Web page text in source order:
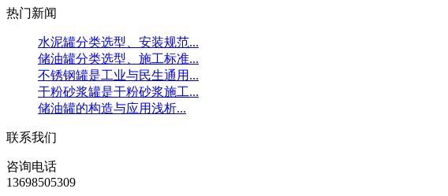
热门新闻
水泥罐分类选型、安装规范...
储油罐分类选型、施工标准...
不锈钢罐是工业与民生通用...
干粉砂浆罐是干粉砂浆施工...
储油罐的构造与应用浅析...
联系我们
咨询电话
13698505309